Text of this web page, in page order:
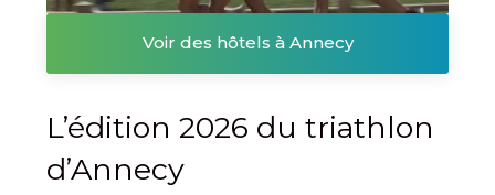
Voir des hôtels à Annecy
L’édition 2026 du triathlon
d’Annecy